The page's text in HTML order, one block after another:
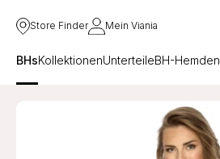
Store Finder Mein Viania
BHsKollektionenUnterteileBH-Hemden